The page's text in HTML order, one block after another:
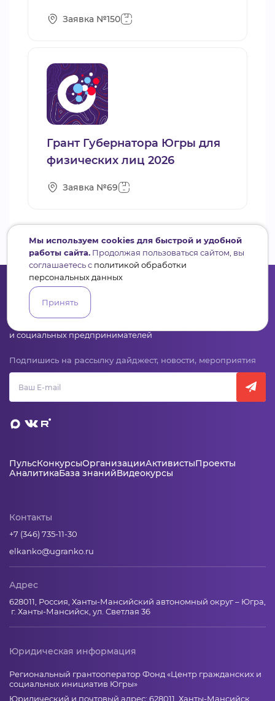
Заявка №150
Грант Губернатора Югры для
физических лиц 2026
Заявка №69
Сервис для некоммерческих организаций
и социальных предпринимателей
Подпишись на рассылку дайджест, новости, мероприятия
ПульсКонкурсыОрганизацииАктивистыПроекты
АналитикаБаза знанийВидеокурсы
Контакты
+7 (346) 735-11-30
elkanko@ugranko.ru
Адрес
628011, Россия, Ханты-Мансийский автономный округ – Югра,
г. Ханты-Мансийск, ул. Светлая 36
Юридическая информация
Региональный грантооператор Фонд «Центр гражданских и
социальных инициатив Югры»
Юридический и почтовый адрес: 628011, Ханты-Мансийск,
Мы используем cookies для быстрой и удобной
работы сайта. Продолжая пользоваться сайтом, вы
соглашаетесь с политикой обработки
персональных данных
Принять